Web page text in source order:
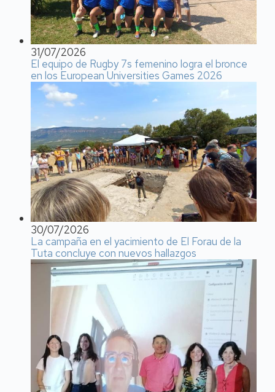
31/07/2026
El equipo de Rugby 7s femenino logra el bronce
en los European Universities Games 2026
30/07/2026
La campaña en el yacimiento de El Forau de la
Tuta concluye con nuevos hallazgos